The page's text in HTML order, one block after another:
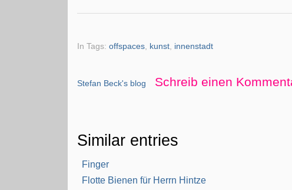
In Tags:offspaces kunst innenstadt
Stefan Beck's blog Schreib einen
Similar entries
Finger
Flotte Bienen für Herrn Hintze